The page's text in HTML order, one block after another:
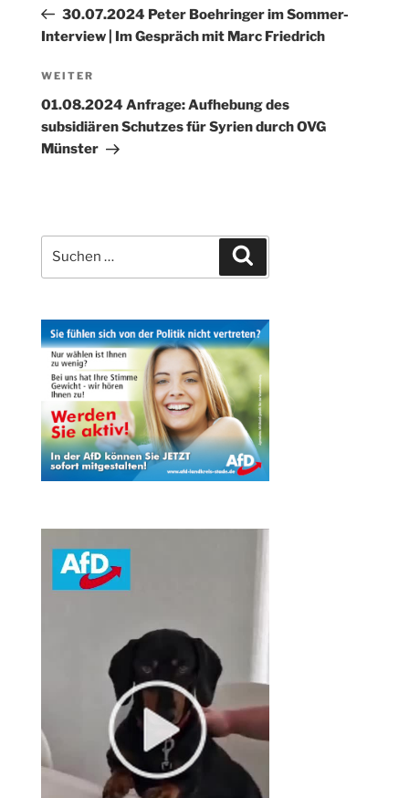
Beitrag
30.07.2024 Peter Boehringer im Sommer-
Interview | Im Gespräch mit Marc Friedrich
Nächster
Beitrag
WEITER
01.08.2024 Anfrage: Aufhebung des
subsidiären Schutzes für Syrien durch OVG
Münster
nach: